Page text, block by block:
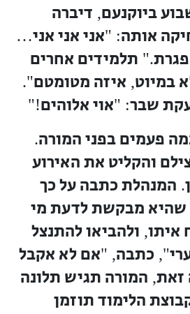
ביוקנעם, דיברה
אותה: "אני אני אני…
." תלמידים אחרים
במיוט, איזה מטומטם".
שבר: "אוי אלוהים!"
פעמים בפני המורה.
והקליט את האירוע
. המנהלת כתבה על כך
שהיא מבקשת לדעת מי
איתו, ולהביאו להתנצל
", כתבה, "אם לא אקבל
, המורה תגיש תלונה
הלימוד תוזמן